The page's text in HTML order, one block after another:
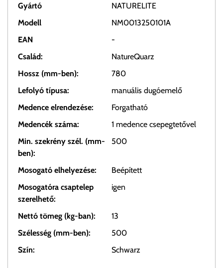
Gyártó
NATURELITE
Modell
NM0013250101A
EAN
-
Család:
NatureQuarz
Hossz (mm-ben):
780
Lefolyó típusa:
manuális dugóemelő
Medence elrendezése:
Forgatható
Medencék száma:
1 medence csepegtetővel
Min. szekrény szél. (mm-
ben):
500
Mosogató elhelyezése:
Beépített
Mosogatóra csaptelep
szerelhető:
igen
Nettó tömeg (kg-ban):
13
Szélesség (mm-ben):
500
Szín:
Schwarz